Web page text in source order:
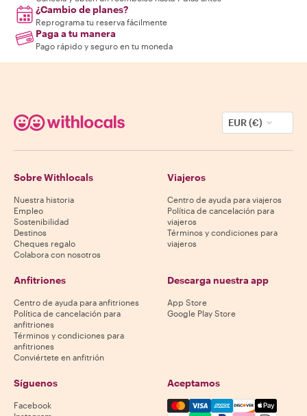
¿Cambio de planes?
Reprograma tu reserva fácilmente
Paga a tu manera
Pago rápido y seguro en tu moneda
EUR (€)
Sobre Withlocals
Nuestra historia
Empleo
Sostenibilidad
Destinos
Cheques regalo
Colabora con nosotros
Viajeros
Centro de ayuda para viajeros
Política de cancelación para
viajeros
Términos y condiciones para
viajeros
Anfitriones
Centro de ayuda para anfitriones
Política de cancelación para
anfitriones
Términos y condiciones para
anfitriones
Conviértete en anfitrión
Descarga nuestra app
App Store
Google Play Store
Síguenos
Facebook
Aceptamos
Mastercard, Visa, Amex,